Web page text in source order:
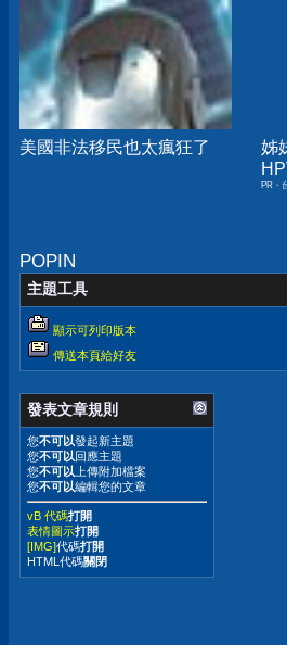
美國非法移民也太瘋狂了
姊
PR・
POPIN
主題工具
顯示可列印版本
傳送本頁給好友
發表文章規則
您不可以發起新主題
您不可以回應主題
您不可以 上傳附加檔案
您不可以編輯您的文章
vB 代碼打開
表情圖示打開
[IMG]代碼打開
HTML代碼關閉